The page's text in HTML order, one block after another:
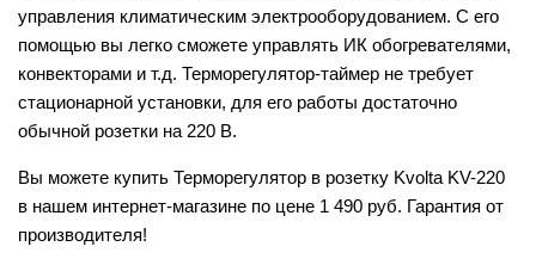
управления климатическим электрооборудованием. С его
помощью вы легко сможете управлять ИК обогревателями,
конвекторами и т.д. Терморегулятор-таймер не требует
стационарной установки, для его работы достаточно
обычной розетки на 220 В.
Вы можете купить Терморегулятор в розетку Kvolta KV-220
в нашем интернет-магазине по цене 1 490 руб. Гарантия от
производителя!